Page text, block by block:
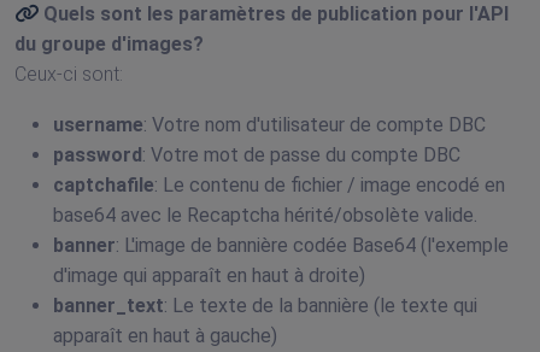
Quels sont les paramètres de publication pour l'API
du groupe d'images?
Ceux-ci sont:
username: Votre nom d'utilisateur de compte DBC
password: Votre mot de passe du compte DBC
captchafile: Le contenu de fichier / image encodé en
base64 avec le Recaptcha hérité/obsolète valide.
banner: L'image de bannière codée Base64 (l'exemple
d'image qui apparaît en haut à droite)
banner_text: Le texte de la bannière (le texte qui
apparaît en haut à gauche)